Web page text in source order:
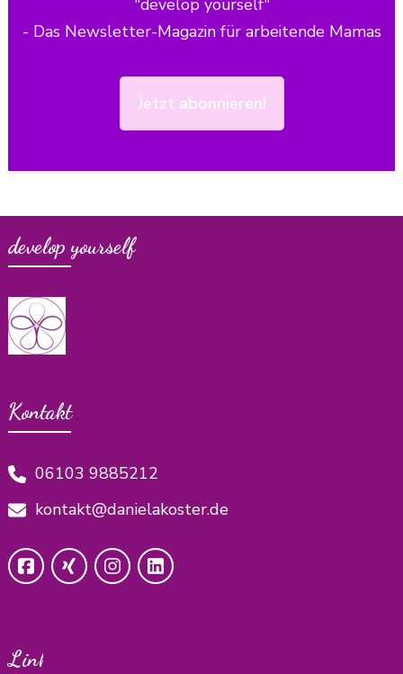
- Das Newsletter-Magazin für arbeitende Mamas
Jetzt abonnieren!
develop yourself
Kontakt
06103 9885212
kontakt@danielakoster.de
Links